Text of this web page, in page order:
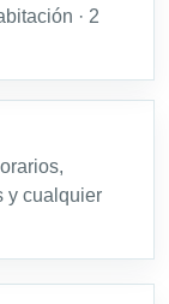
· 2
y cualquier